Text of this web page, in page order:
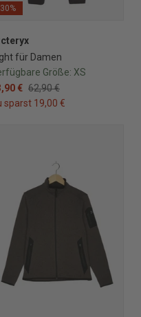
für Damen
Größe: XS
€ 62,90 €
sparst 19,00 €